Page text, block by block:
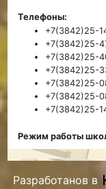
Телефоны:
+7(3842)25-
+7(3842)25-
+7(3842)25-
+7(3842)25-
+7(3842)25-
+7(3842)25-
+7(3842)25-
Режим работы
Разработанов в